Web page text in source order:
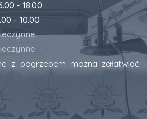
- 18.00
- 10.00
z pogrzebem można załatwiać